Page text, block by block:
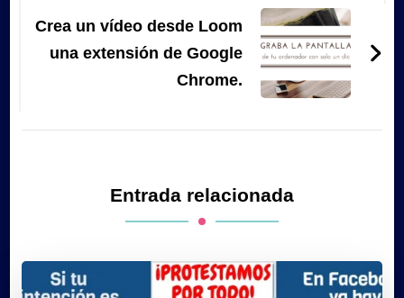
Crea un vídeo desde Loom
una extensión de Google
Chrome.
Entrada relacionada